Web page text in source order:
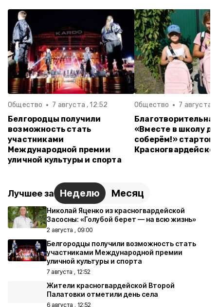
Общество 7 августа , 12:52
Белгородцы получили
возможность стать
участниками
Международной премии
уличной культуры и спорта
Общество 7 августа ,
«Вместе в школу
соберём!»
Лучшее за Неделю Месяц
Николай Яценко из красногвардейской
Засосны: «Голубой берет — на всю жизнь»
2 августа , 09:00
Белгородцы получили возможность стать
участниками Международной премии
уличной культуры и спорта
7 августа , 12:52
Жители красногвардейской Второй
Палатовки отметили день села
6 августа , 12:52